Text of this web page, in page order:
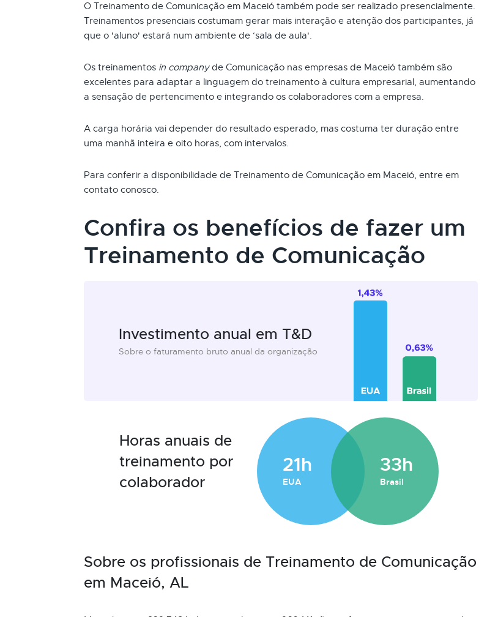
O Treinamento de Comunicação em Maceió também pode ser realizado presencialmente.
Treinamentos presenciais costumam gerar mais interação e atenção dos participantes, já
que o 'aluno' estará num ambiente de ‘sala de aula'.
Os treinamentos in companyde Comunicação nas empresas de Maceió também são
excelentes para adaptar a linguagem do treinamento à cultura empresarial, aumentando
a sensação de pertencimento e integrando os colaboradores com a empresa.
A carga horária vai depender do resultado esperado, mas costuma ter duração entre
uma manhã inteira e oito horas, com intervalos.
Para conferir a disponibilidade de Treinamento de Comunicação em Maceió, entre em
contato conosco.
Confira os benefícios de fazer um
Treinamento de Comunicação
Investimento anual em T&D
Sobre o faturamento bruto anual da organização
Horas anuais de
treinamento por
colaborador
21h
EUA
33h
Brasil
Sobre os profissionais de Treinamento de Comunicação
em Maceió, AL